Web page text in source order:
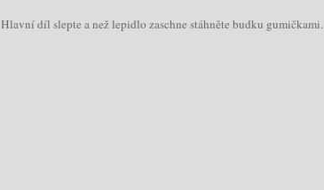
Hlavní díl slepte a než lepidlo zaschne stáhněte budku gumičkami.